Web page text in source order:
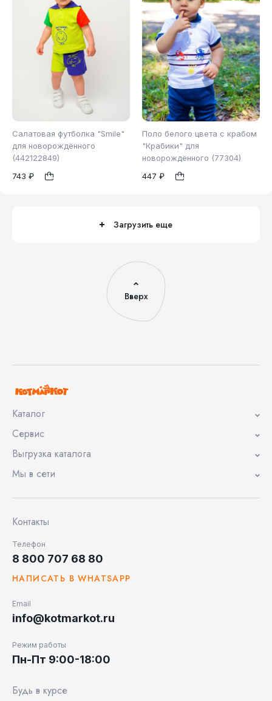
Салатовая футболка "Smile"
для новорождённого
(442122849)
743 ₽
1
Поло белого цвета с крабом
"Крабики" для
новорождённого (77304)
447 ₽
1
Загрузить еще
Вверх
Каталог
Сервис
Выгрузка каталога
Мы в сети
Контакты
Телефон
8 800 707 68 80
НАПИСАТЬ В WHATSAPP
Email
info@kotmarkot.ru
Режим работы
Пн-Пт 9:00-18:00
Будь в курсе